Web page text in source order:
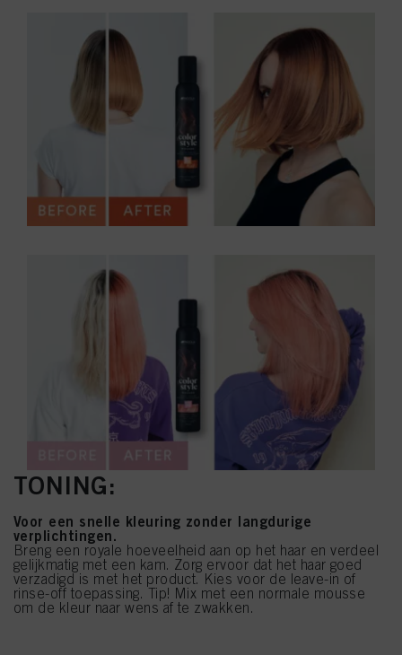
TONING:
Voor een snelle kleuring zonder langdurige
verplichtingen.
Breng een royale hoeveelheid aan op het haar en verdeel
gelijkmatig met een kam. Zorg ervoor dat het haar goed
verzadigd is met het product. Kies voor de leave-in of
rinse-off toepassing. Tip! Mix met een normale mousse
om de kleur naar wens af te zwakken.